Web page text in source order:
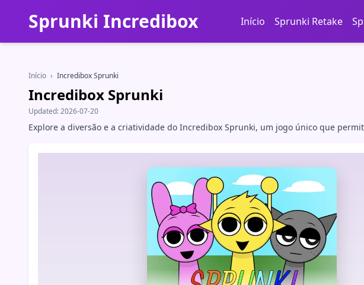
Sprunki Incredibox Início Sprunki Retake
Início › Incredibox Sprunki
Incredibox Sprunki
Updated:2026-07-20
Explore a diversão e a criatividade do Incredibox Sprunki, um jogo único que